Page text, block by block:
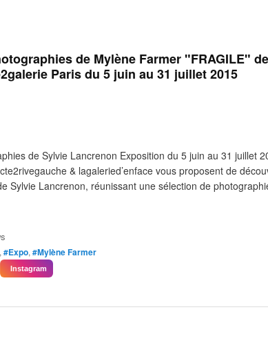
de Mylène Farmer "FRAGILE"
Paris du 5 juin au 31 juillet 2015
de Sylvie Lancrenon Exposition du 5 juin au 31 juillet
& lagaleried’enface vous proposent de
Sylvie Lancrenon, réunissant une sélection de
, #Expo, #Mylène Farmer
Instagram